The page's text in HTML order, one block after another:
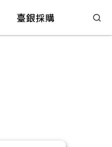
臺銀採購